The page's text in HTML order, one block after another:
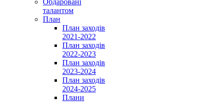
Обдаровані
талантом
План
План заходів
2021-2022
План заходів
2022-2023
План заходів
2023-2024
План заходів
2024-2025
Плани